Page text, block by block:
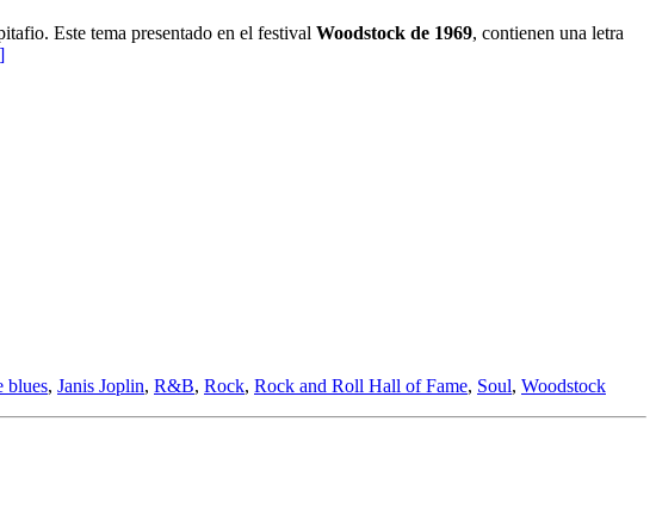
Este tema presentado en el festival Woodstock de 1969, contienen una letra
blues, Janis Joplin, R&B, Rock, Rock and Roll Hall of Fame, Soul, Woodstock